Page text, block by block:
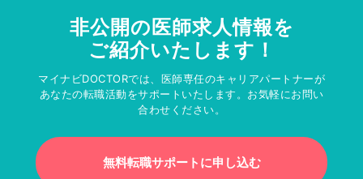
非公開の医師求人情報を
ご紹介いたします！
マイナビDOCTORでは、医師専任のキャリアパートナーが
あなたの転職活動をサポートいたします。お気軽にお問い
合わせください。
無料転職サポートに申し込む